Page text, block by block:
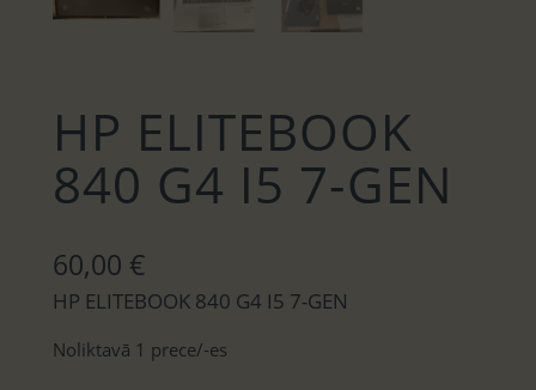
HP ELITEBOOK
840 G4 I5 7-GEN
60,00 €
HP ELITEBOOK 840 G4 I5 7-GEN
Noliktavā 1 prece/-es